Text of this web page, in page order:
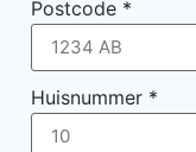
Postcode *
Huisnummer *